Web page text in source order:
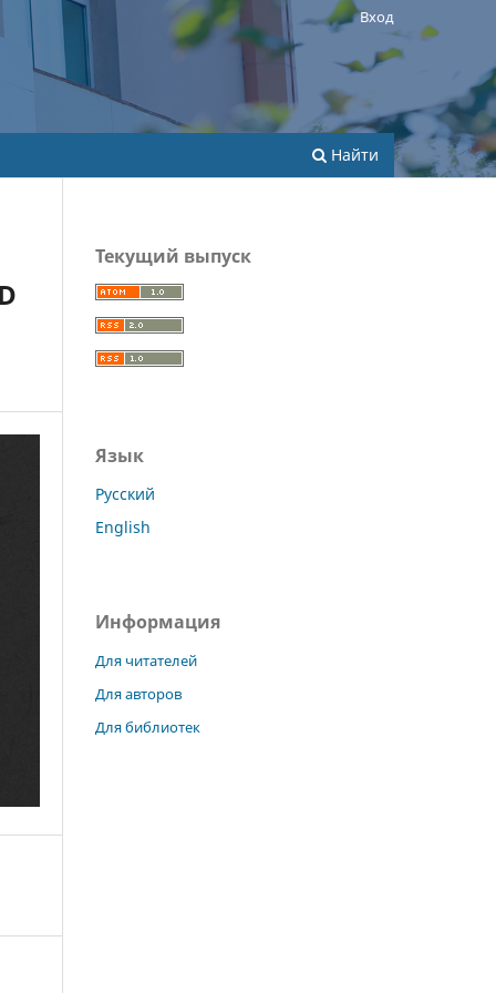
Найти
Вход
Текущий выпуск
Язык
Русский
English
Информация
Для читателей
Для авторов
Для библиотек